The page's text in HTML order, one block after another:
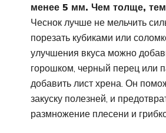
менее 5 мм. Чем толще, тем
Чеснок лучше не мельчить
порезать кубиками или
улучшения вкуса можно
горошком, черный перец или
добавить лист хрена. Он
закуску полезней, и
размножение плесени и